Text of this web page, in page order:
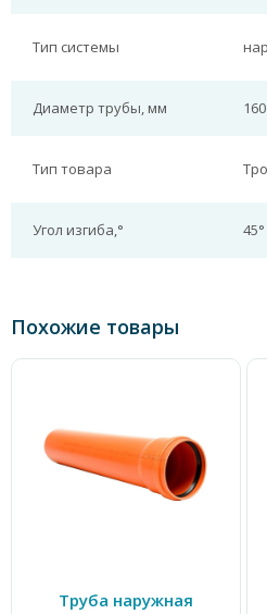
Тип системы
Диаметр трубы, мм 160
Тип товара
Угол изгиба,° 45°
Похожие товары
Труба наружная